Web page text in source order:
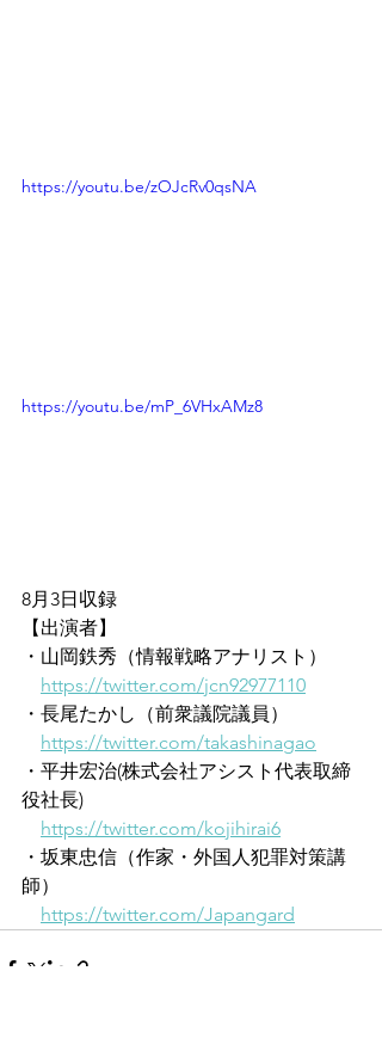
https://youtu.be/zOJcRv0qsNA
https://youtu.be/mP_6VHxAMz8
8月3日収録
【出演者】
・山岡鉄秀（情報戦略アナリスト）
https://twitter.com/jcn92977110
・長尾たかし（前衆議院議員）
https://twitter.com/takashinagao
・平井宏治(株式会社アシスト代表取締
役社長)
https://twitter.com/kojihirai6
・坂東忠信（作家・外国人犯罪対策講
師）
https://twitter.com/Japangard